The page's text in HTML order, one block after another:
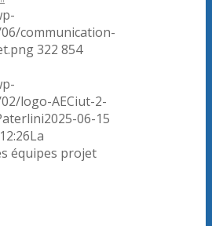
communication-
322 854
logo-AECiut-2-
2025-06-15
La
équipes projet